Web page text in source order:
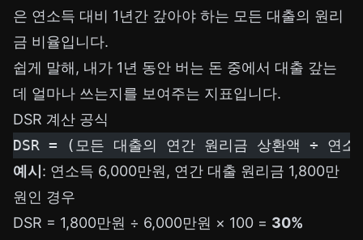
은 연소득 대비 1년간 갚아야 하는 모든 대출의 원리
금 비율입니다.
쉽게 말해, 내가 1년 동안 버는 돈 중에서 대출 갚는
데 얼마나 쓰는지를 보여주는 지표입니다.
DSR 계산 공식
DSR = (모든 대출의 연간 원리금 상환액 ÷ 연
예시 : 연소득 6,000만원, 연간 대출 원리금 1,800만
원인 경우
DSR = 1,800만원 ÷ 6,000만원 × 100 = 30%